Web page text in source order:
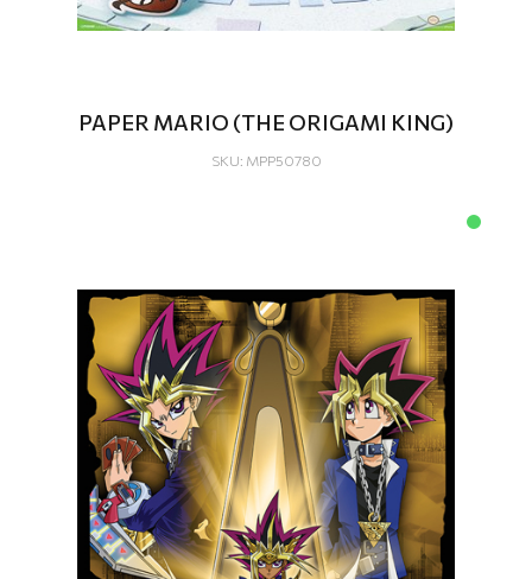
PAPER MARIO (THE ORIGAMI KING)
SKU: MPP50780